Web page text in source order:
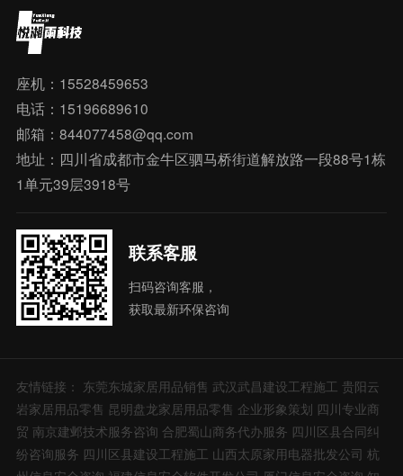
座机：15528459653
电话：15196689610
邮箱：844077458@qq.com
地址：四川省成都市金牛区驷马桥街道解放路一段88号1栋
1单元39层3918号
联系客服
扫码咨询客服，
获取最新环保咨询
友情链接： 东莞东城家居用品销售 武汉武昌建设工程施工 贵阳云
岩家居用品零售 昆明盘龙家居用品零售 企业形象策划 四川专业商
贸 南京建邺技术服务咨询 合肥蜀山商务代办服务 四川区县合同纠
纷咨询服务 四川区县建设工程施工 山西太原家用电器批发公司 杭